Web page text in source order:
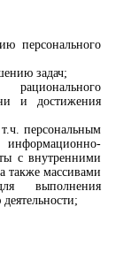
персонального
задач;
и достижения
персональным
с внутренними
также массивами
выполнения